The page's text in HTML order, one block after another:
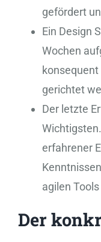
gefördert
Ein Design
Wochen
gerichtet
Der letzte
erfahrener
agilen
Der